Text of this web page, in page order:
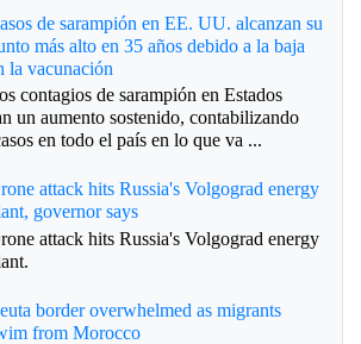
de sarampión en EE. UU. alcanzan su
más alto en 35 años debido a la baja
la vacunación
contagios de sarampión en Estados
un aumento sostenido, contabilizando
en todo el país en lo que va ...
attack hits Russia's Volgograd energy
governor says
attack hits Russia's Volgograd energy
border overwhelmed as migrants
from Morocco